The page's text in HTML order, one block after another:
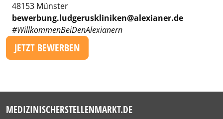
48153 Münster
bewerbung.ludgeruskliniken@alexianer.de
#WillkommenBeiDenAlexianern
JETZT BEWERBEN
MEDIZINISCHERSTELLENMARKT.DE